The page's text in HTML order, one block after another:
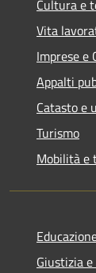
Cultura e
Vita
Imprese e
Appalti
Catasto e
Turismo
Mobilità e
Giustizia